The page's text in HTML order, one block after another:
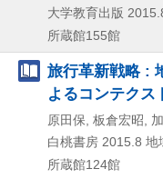
大学教育出版
所蔵館155館
旅行革新戦略 :
よるコンテクス
原田保, 板倉宏昭,
白桃書房 2015.8 地
所蔵館124館